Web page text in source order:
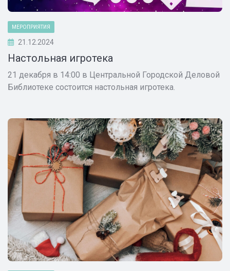
МЕРОПРИЯТИЯ
21.12.2024
Настольная игротека
21 декабря в 14:00 в Центральной Городской Деловой
Библиотеке состоится настольная игротека.